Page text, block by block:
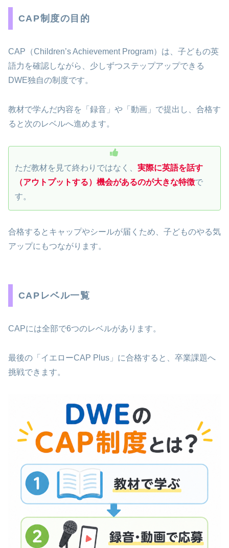
CAP制度の目的
CAP（Children’s Achievement Program）は、子どもの英
語力を確認しながら、少しずつステップアップできる
DWE独自の制度です。
教材で学んだ内容を「録音」や「動画」で提出し、合格す
ると次のレベルへ進めます。
ただ教材を見て終わりではなく、 実際に英語を話す
（アウトプットする）機会があるのが大きな特徴で
す。
合格するとキャップやシールが届くため、子どものやる気
アップにもつながります。
CAPレベル一覧
CAPには全部で6つのレベルがあります。
最後の「イエローCAP Plus」に合格すると、卒業課題へ
挑戦できます。